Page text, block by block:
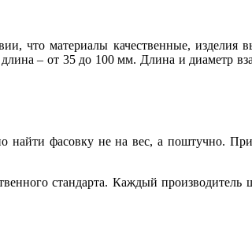
что материалы качественные, изделия
– от 35 до 100 мм. Длина и диаметр
найти фасовку не на вес, а поштучно.
стандарта. Каждый производитель